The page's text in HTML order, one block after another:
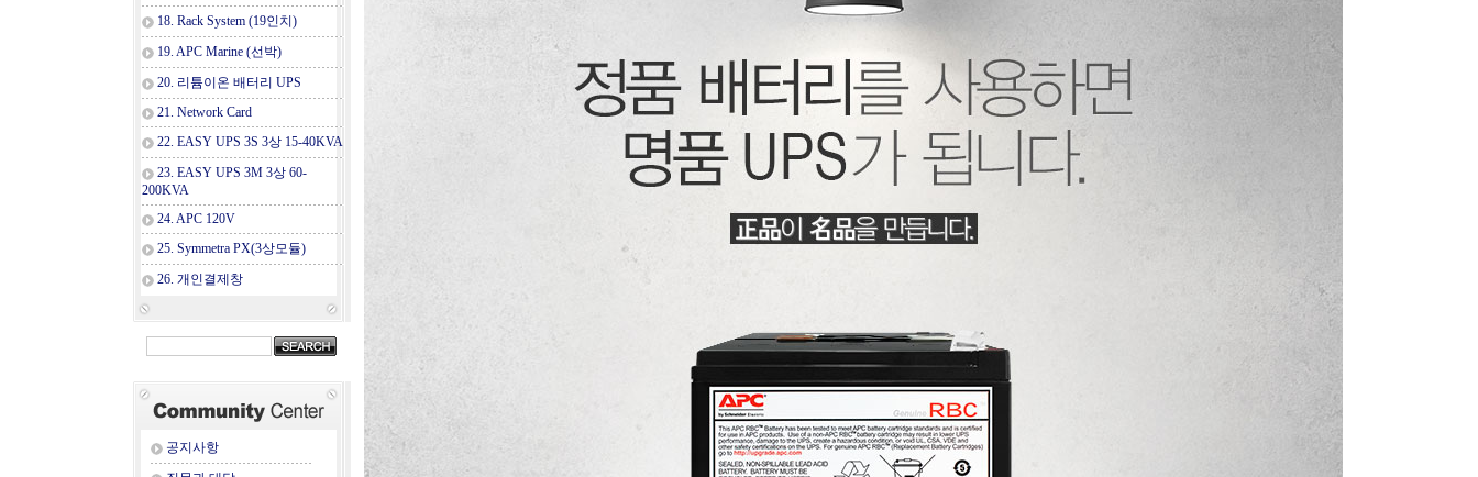
18. Rack System (19인치)
19. APC Marine (선박)
20. 리튬이온 배터리 UPS
21. Network Card
22. EASY UPS 3S 3상 15-40KVA
23. EASY UPS 3M 3상 60-
200KVA
24. APC 120V
25. Symmetra PX(3상모듈)
26. 개인결제창
공지사항